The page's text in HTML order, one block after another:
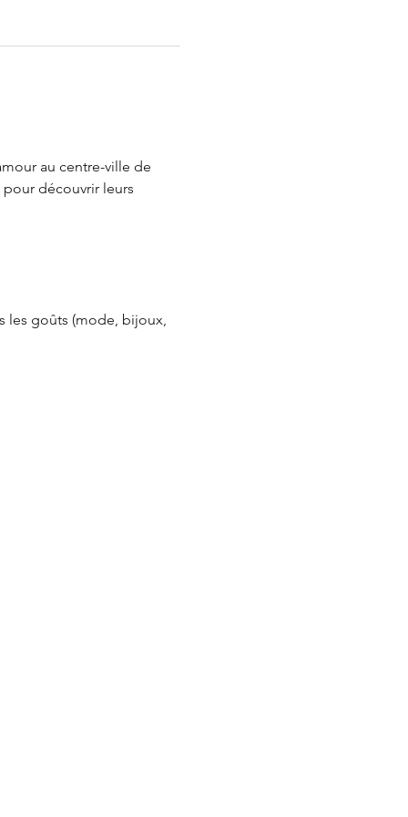
au centre-ville de
découvrir leurs
les goûts (mode, bijoux,